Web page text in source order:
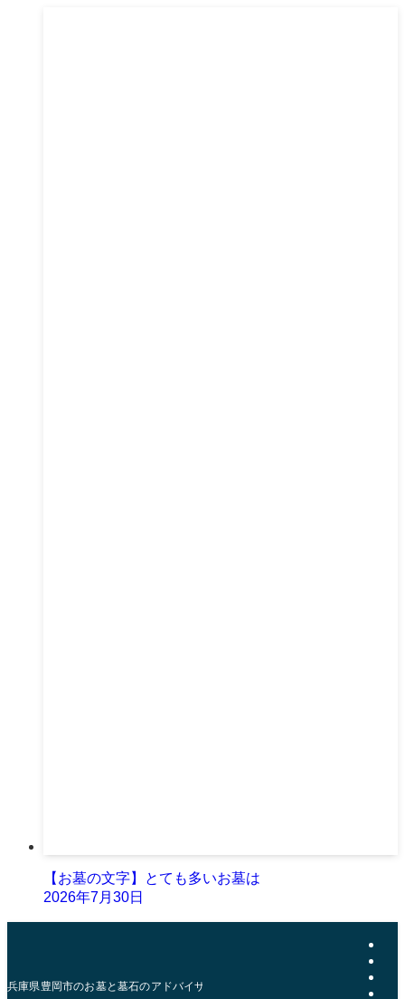
【お墓の文字】とても多いお墓は
2026年7月30日
兵庫県豊岡市のお墓と墓石のアドバイザー | おおきた石材店